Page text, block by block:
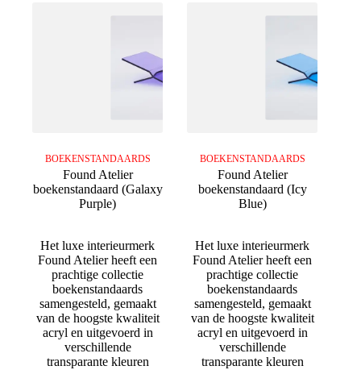
BOEKENSTANDAARDS
Found Atelier
boekenstandaard (Galaxy
Purple)
Het luxe interieurmerk
Found Atelier heeft een
prachtige collectie
boekenstandaards
samengesteld, gemaakt
van de hoogste kwaliteit
acryl en uitgevoerd in
verschillende
transparante kleuren
BOEKENSTANDAARDS
Found Atelier
boekenstandaard (Icy
Blue)
Het luxe interieurmerk
Found Atelier heeft een
prachtige collectie
boekenstandaards
samengesteld, gemaakt
van de hoogste kwaliteit
acryl en uitgevoerd in
verschillende
transparante kleuren